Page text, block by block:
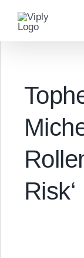
Inhalt
springen
Risk‘